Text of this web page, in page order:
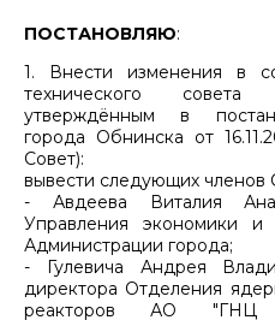
ПОСТАНОВЛЯЮ:
1. Внести изменения в
технического совета
утверждённым в
города Обнинска от
Совет):
вывести следующих членов
- Авдеева Виталия
Управления экономики и
Администрации города;
- Гулевича Андрея
директора Отделения
реакторов АО